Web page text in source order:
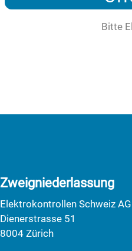
Bitte
Zweigniederlassung
Elektrokontrollen Schweiz AG
Dienerstrasse 51
8004 Zürich